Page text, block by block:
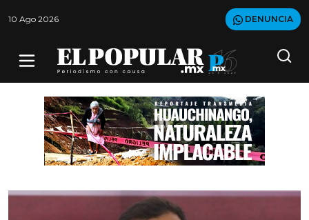
10 Ago 2026 DENUNCIA